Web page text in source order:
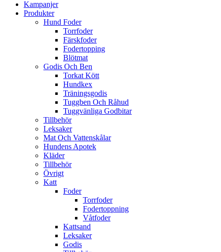
Kampanjer
Produkter
Hund Foder
Torrfoder
Färskfoder
Fodertopping
Blötmat
Godis Och Ben
Torkat Kött
Hundkex
Träningsgodis
Tuggben Och Råhud
Tuggvänliga Godbitar
Tillbehör
Leksaker
Mat Och Vattenskålar
Hundens Apotek
Kläder
Tillbehör
Övrigt
Katt
Foder
Torrfoder
Fodertoppning
Våtfoder
Kattsand
Leksaker
Godis